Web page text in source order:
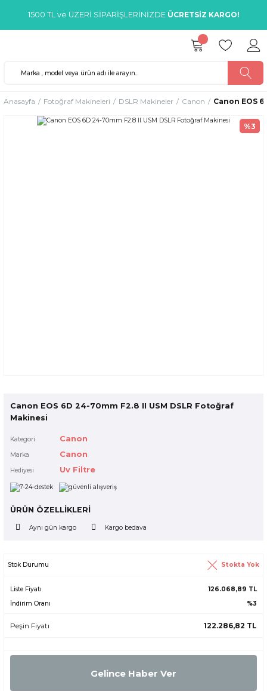
1500 TL ve ÜZERİ SİPARİŞLERİNİZDE ÜCRETSİZ KARGO!
Anasayfa Fotoğraf Makineleri DSLR Makineler Canon Canon EOS
%3
Canon EOS 6D 24-70mm F2.8 II USM DSLR Fotoğraf
Makinesi
Kategori Canon
Marka Canon
Hediyesi Uv Filtre
ÜRÜN ÖZELLİKLERİ
Aynı gün kargo Kargo bedava
Stok Durumu Stokta Yok
Liste Fiyatı
126.068,89 TL
İndirim Oranı
%3
Peşin Fiyatı 122.286,82 TL
Gelince Haber Ver